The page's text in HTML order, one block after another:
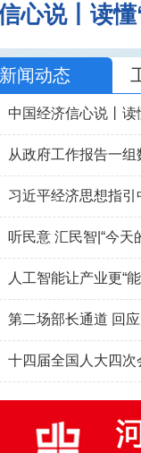
心说丨读
新闻动态
中国经济信心说丨读
从政府工作报告一
人工智能让产业更“能